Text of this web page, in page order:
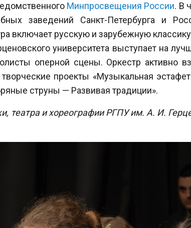
Минпросвещения России. В
заведений Санкт-Петербурга и
включает русскую и зарубежную
университета выступает на
оперной сцены. Оркестр активно
проекты «Музыкальная
струны — Развивая традиции».
театра и хореографии РГПУ им. А. И.